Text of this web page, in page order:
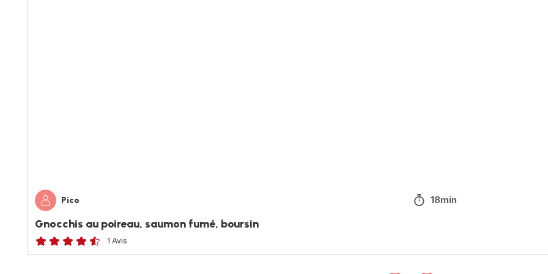
Pico 18min
Gnocchis au poireau, saumon fumé, boursin
ratings.4.5
1 Avis